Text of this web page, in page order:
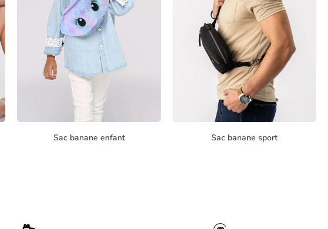
Sac banane enfant Sac banane sport